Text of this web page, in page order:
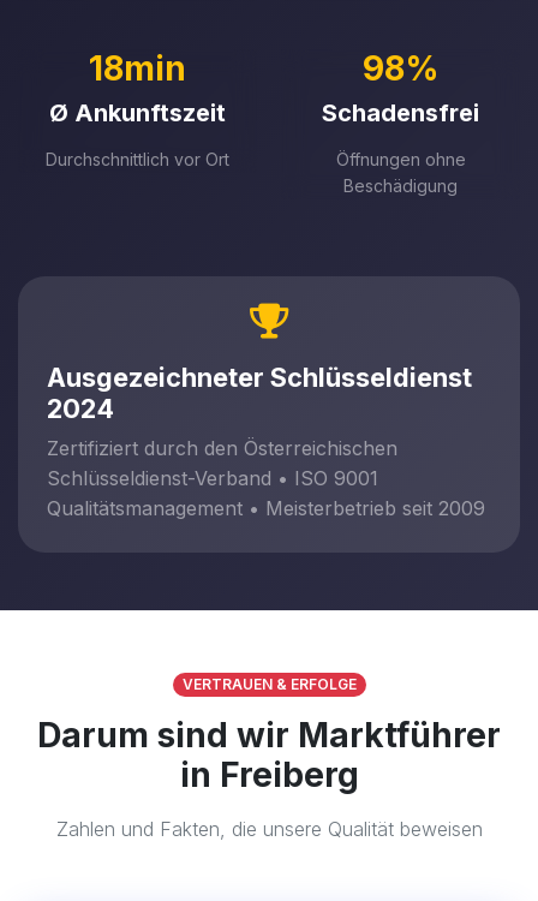
18min
Ø Ankunftszeit
Durchschnittlich vor Ort
98%
Schadensfrei
Öffnungen ohne
Beschädigung
Ausgezeichneter Schlüsseldienst
2024
Zertifiziert durch den Österreichischen
Schlüsseldienst-Verband • ISO 9001
Qualitätsmanagement • Meisterbetrieb seit 2009
VERTRAUEN & ERFOLGE
Darum sind wir Marktführer
in Freiberg
Zahlen und Fakten, die unsere Qualität beweisen